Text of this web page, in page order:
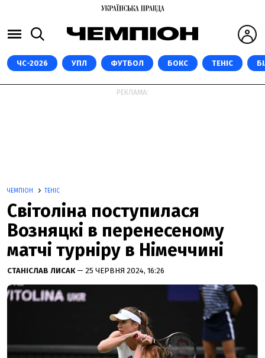
ЧС-2026 УПЛ ФУТБОЛ БОКС ТЕНІС
РЕКЛАМА:
ЧЕМПІОН ТЕНІС
Світоліна поступилася
Возняцкі в перенесеному
матчі турніру в Німеччині
СТАНІСЛАВ ЛИСАК — 25 ЧЕРВНЯ 2024, 16:26